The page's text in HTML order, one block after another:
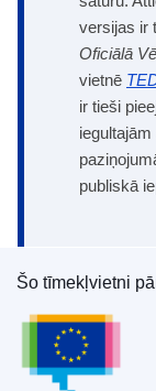
versijas ir
Oficiālā
vietnē
ir tieši
publiskā
Eiropas
Šo tīmekļvietni